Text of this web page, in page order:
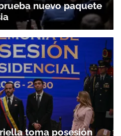
nuevo paquete
toma posesión